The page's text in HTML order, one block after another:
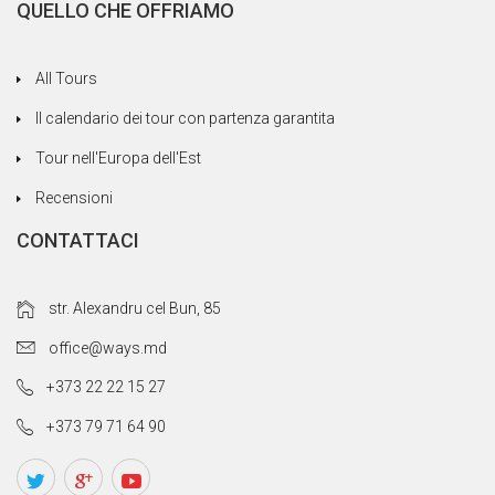
QUELLO CHE OFFRIAMO
All Tours
Il calendario dei tour con partenza garantita
Tour nell'Europa dell'Est
Recensioni
CONTATTACI
str. Alexandru cel Bun, 85
office@ways.md
+373 22 22 15 27
+373 79 71 64 90